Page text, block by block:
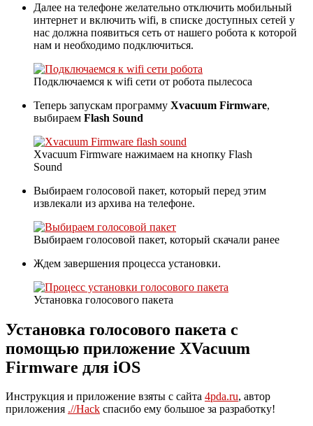
Далее на телефоне желательно отключить мобильный
интернет и включить wifi, в списке доступных сетей у
нас должна появиться сеть от нашего робота к которой
нам и необходимо подключиться.
Подключаемся к wifi сети от робота пылесоса
Теперь запускам программу Xvacuum Firmware,
выбираем Flash Sound
Xvacuum Firmware нажимаем на кнопку Flash
Sound
Выбираем голосовой пакет, который перед этим
извлекали из архива на телефоне.
Выбираем голосовой пакет, который скачали ранее
Ждем завершения процесса установки.
Установка голосового пакета
Установка голосового пакета с
помощью приложение XVacuum
Firmware для iOS
Инструкция и приложение взяты с сайта 4pda.ru, автор
приложения .//Hack спасибо ему большое за разработку!